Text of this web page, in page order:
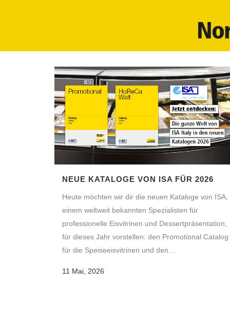
NEUE KATALOGE VON ISA FÜR 2026
Heute möchten wir dir die neuen Kataloge von ISA,
einem weltweit bekannten Spezialisten für
professionelle Eisvitrinen und Dessertpräsentation,
für dieses Jahr vorstellen: den Promotional Catalog
für die Speiseeisvitrinen und den...
11 Mai, 2026